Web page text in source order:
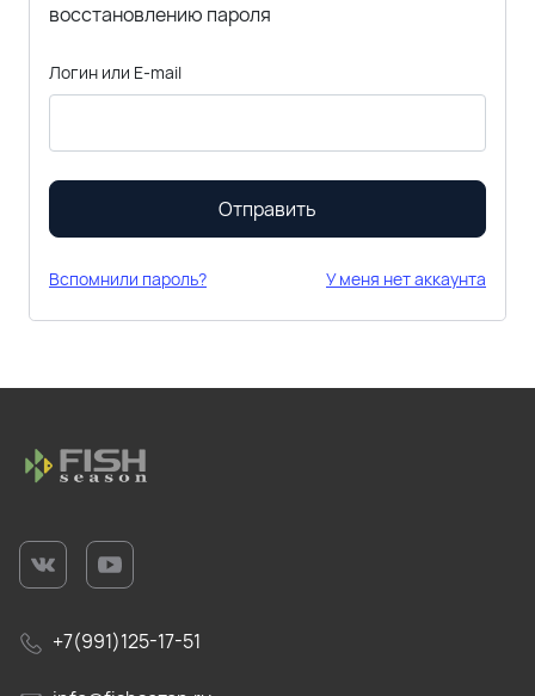
восстановлению пароля
Логин или E-mail
Отправить
Вспомнили пароль? У меня нет аккаунта
+7(991)125-17-51